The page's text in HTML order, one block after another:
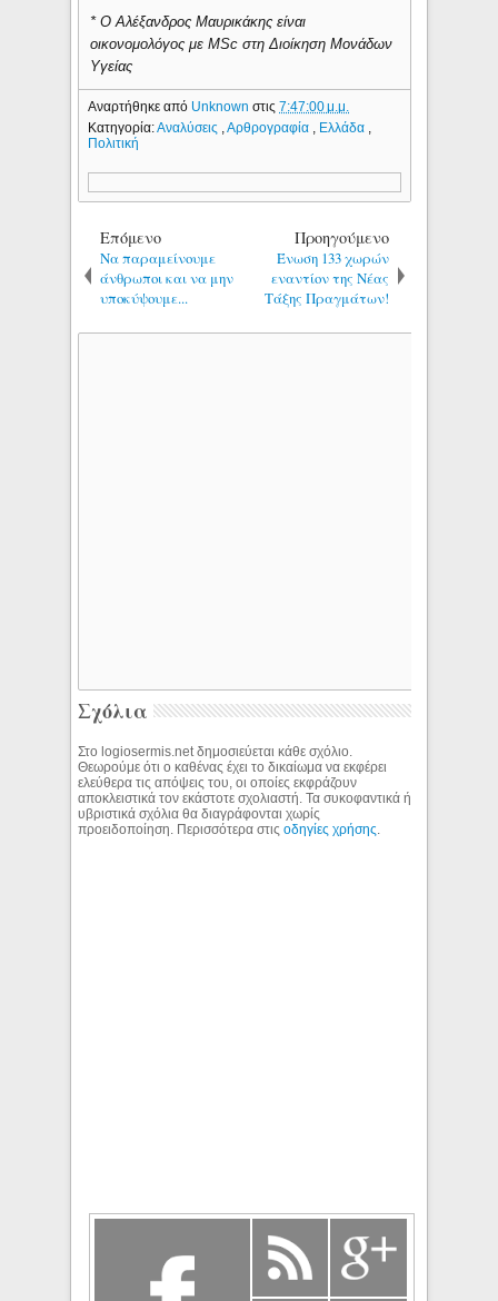
* Ο Αλέξανδρος Μαυρικάκης είναι
οικονομολόγος με MSc στη Διοίκηση Μονάδων
Υγείας
Αναρτήθηκε από Unknownστις7:47:00 μ.μ.
Κατηγορία:Αναλύσεις ,Αρθρογραφία Ελλάδα
Πολιτική
Επόμενο
Να παραμείνουμε
άνθρωποι και να μην
υποκύψουμε...
Προηγούμενο
Ένωση 133 χωρών
εναντίον της Νέας
Τάξης Πραγμάτων!
Σχόλια
Στο logiosermis.net δημοσιεύεται κάθε σχόλιο.
Θεωρούμε ότι ο καθένας έχει το δικαίωμα να εκφέρει
ελεύθερα τις απόψεις του, οι οποίες εκφράζουν
αποκλειστικά τον εκάστοτε σχολιαστή. Τα συκοφαντικά ή
υβριστικά σχόλια θα διαγράφονται χωρίς
προειδοποίηση. Περισσότερα στιςοδηγίες χρήσης